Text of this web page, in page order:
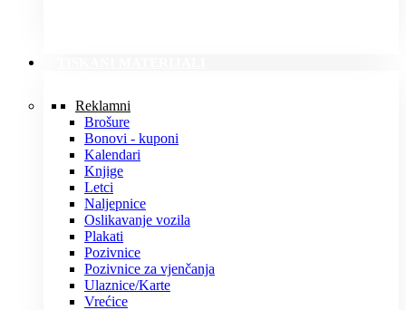
Reklamni
Brošure
Bonovi - kuponi
Kalendari
Knjige
Letci
Naljepnice
Oslikavanje vozila
Plakati
Pozivnice
Pozivnice za vjenčanja
Ulaznice/Karte
Vrećice